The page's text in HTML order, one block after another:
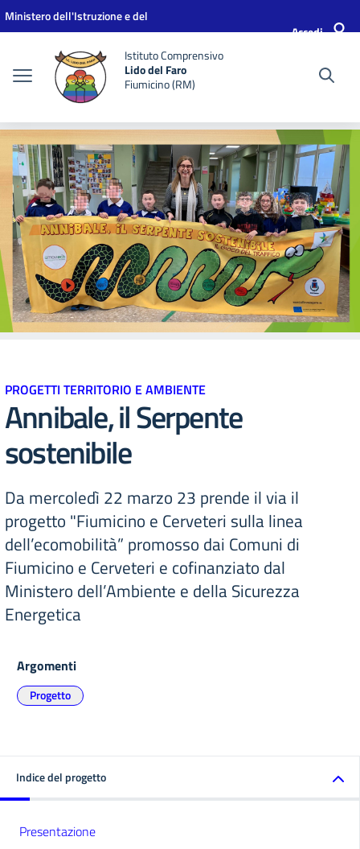
Vai ai contenuti
Vai al menu di navigazione
Vai al footer
Ministero dell'Istruzione e del
Accedi
Istituto Comprensivo
Lido del Faro
Fiumicino (RM)
PROGETTI TERRITORIO E AMBIENTE
Annibale, il Serpente
sostenibile
Da mercoledì 22 marzo 23 prende il via il
progetto "Fiumicino e Cerveteri sulla linea
dell’ecomobilità” promosso dai Comuni di
Fiumicino e Cerveteri e cofinanziato dal
Ministero dell’Ambiente e della Sicurezza
Energetica
Argomenti
Progetto
Indice del progetto
Presentazione